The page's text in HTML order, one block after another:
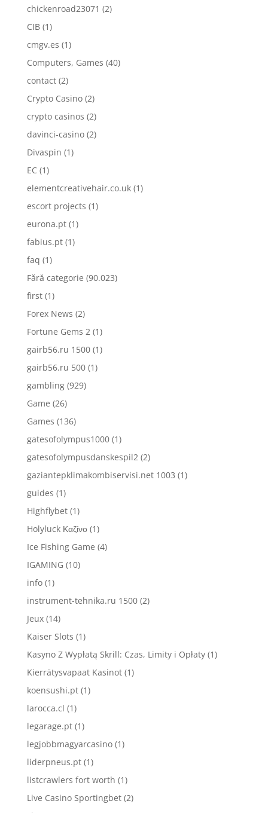
chickenroad23071 (2)
CIB(1)
cmgv.es (1)
Computers, Games (40)
contact(2)
Crypto Casino(2)
crypto casinos (2)
davinci-casino(2)
Divaspin (1)
EC (1)
elementcreativehair.co.uk(1)
escort projects (1)
eurona.pt(1)
fabius.pt(1)
faq (1)
Fără categorie (90.023)
first(1)
Forex News (2)
Fortune Gems 2(1)
gairb56.ru 1500(1)
gairb56.ru 500(1)
gambling(929)
Game (26)
Games (136)
gatesofolympus1000(1)
gatesofolympusdanskespil2(2)
gaziantepklimakombiservisi.net 1003 (1)
guides (1)
Highflybet(1)
Holyluck Καζίνο(1)
Ice Fishing Game (4)
IGAMING (10)
info(1)
instrument-tehnika.ru 1500(2)
Jeux(14)
Kaiser Slots (1)
Kasyno Z Wypłatą Skrill: Czas, Limity i Opłaty(1)
Kierrätysvapaat Kasinot(1)
koensushi.pt(1)
larocca.cl (1)
legarage.pt(1)
legjobbmagyarcasino(1)
liderpneus.pt(1)
listcrawlers fort worth (1)
Live Casino Sportingbet(2)